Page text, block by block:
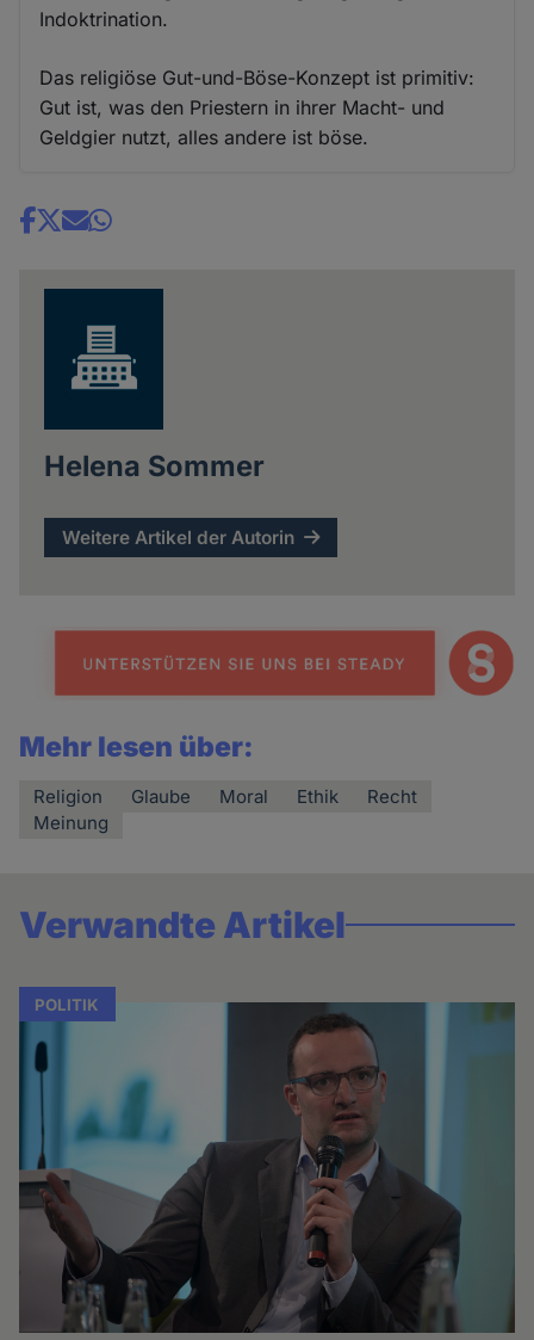
Indoktrination.
Das religiöse Gut-und-Böse-Konzept ist primitiv:
Gut ist, was den Priestern in ihrer Macht- und
Geldgier nutzt, alles andere ist böse.
Share
Helena Sommer
Weitere Artikel der Autorin
Mehr lesen über:
Religion Glaube Moral Ethik
Recht
Meinung
Verwandte Artikel
POLITIK